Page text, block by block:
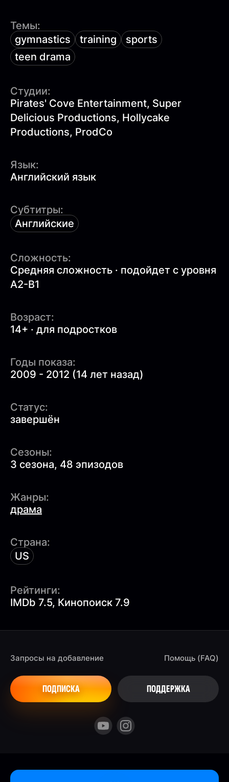
Темы:
gymnastics
training
sports
teen drama
Студии:
Pirates' Cove Entertainment, Super
Delicious Productions, Hollycake
Productions, ProdCo
Язык:
Английский язык
Субтитры:
Английские
Сложность:
Средняя сложность · подойдет с уровня
A2-B1
Возраст:
14+ · для подростков
Годы показа:
2009 - 2012 (14 лет назад)
Статус:
завершён
Сезоны:
3 сезона, 48 эпизодов
Жанры:
драма
Страна:
US
Рейтинги:
IMDb 7.5, Кинопоиск 7.9
Запросы на добавление
ПОДПИСКА
Помощь (FAQ)
ПОДДЕРЖКА